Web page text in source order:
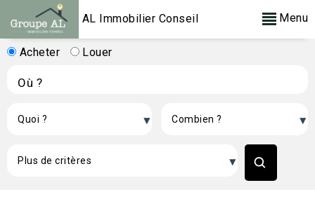
AL Immobilier Conseil Menu
Acheter Louer